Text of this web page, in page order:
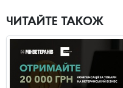
ЧИТАЙТЕ ТАКОЖ